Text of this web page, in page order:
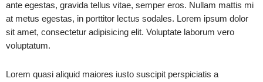
ante egestas, gravida tellus vitae, semper eros. Nullam mattis mi
at metus egestas, in porttitor lectus sodales. Lorem ipsum dolor
sit amet, consectetur adipisicing elit. Voluptate laborum vero
voluptatum.
Lorem quasi aliquid maiores iusto suscipit perspiciatis a